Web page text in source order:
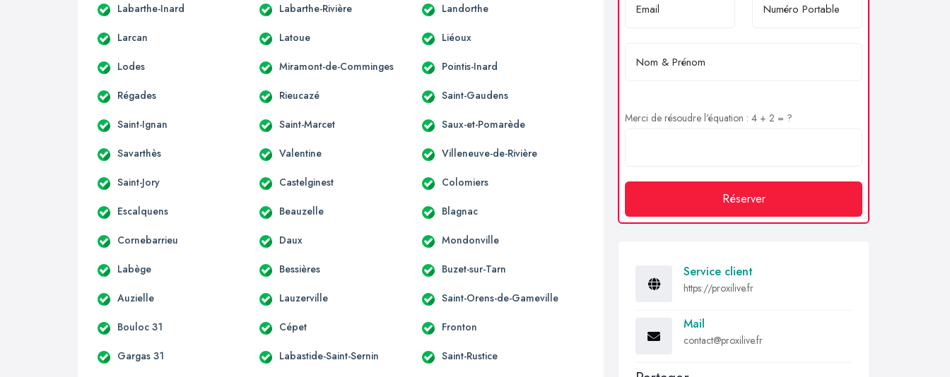
Labarthe-Inard Labarthe-Rivière Landorthe
Larcan Latoue Liéoux
Lodes Miramont-de-Comminges Pointis-Inard
Régades Rieucazé Saint-Gaudens
Saint-Ignan Saint-Marcet Saux-et-Pomarède
Savarthès Valentine Villeneuve-de-Rivière
Saint-Jory Castelginest Colomiers
Escalquens Beauzelle Blagnac
Cornebarrieu Daux Mondonville
Labège Bessières Buzet-sur-Tarn
Auzielle Lauzerville Saint-Orens-de-Gameville
Bouloc 31 Cépet Fronton
Gargas 31 Labastide-Saint-Sernin Saint-Rustice
Merci de résoudre l'équation : 4 + 2 = ?
Réserver
Service client
https://proxilive.fr
Mail
contact@proxilive.fr